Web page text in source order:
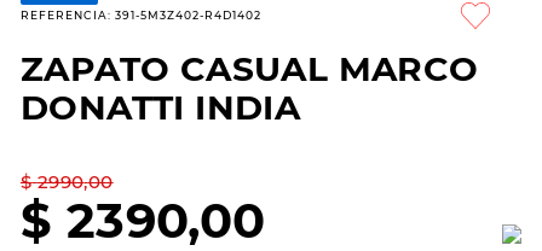
REFERENCIA: 391-5M3Z402-R4D1402
ZAPATO CASUAL MARCO
DONATTI INDIA
$ 2990,00
$ 2390,00
3.